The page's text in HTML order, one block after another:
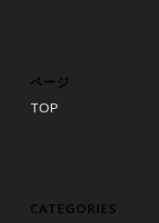
ページ
TOP
CATEGORIES